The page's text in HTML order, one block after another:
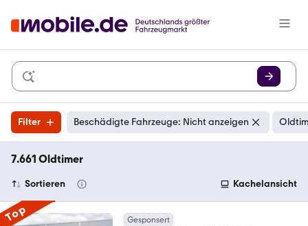
Filter Beschädigte Fahrzeuge: Nicht anzeigen
7.661 Oldtimer
Sortieren Kachelansicht
Top Gesponsert